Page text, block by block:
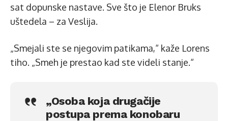
sat dopunske nastave. Sve što je Elenor Bruks
uštedela – za Veslija.
„Smejali ste se njegovim patikama,“ kaže Lorens
tiho. „Smeh je prestao kad ste videli stanje.“
„Osoba koja drugačije
postupa prema konobaru